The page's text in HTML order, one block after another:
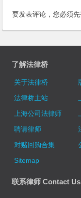
要发表评论，您必须先
了解法律桥
关于法律桥
法律桥主站
上海公司法律师
聘请律师
对赌回购合集
Sitemap
联系律师 Contact Us